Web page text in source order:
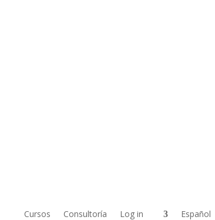
Cursos Consultoría Log in Español